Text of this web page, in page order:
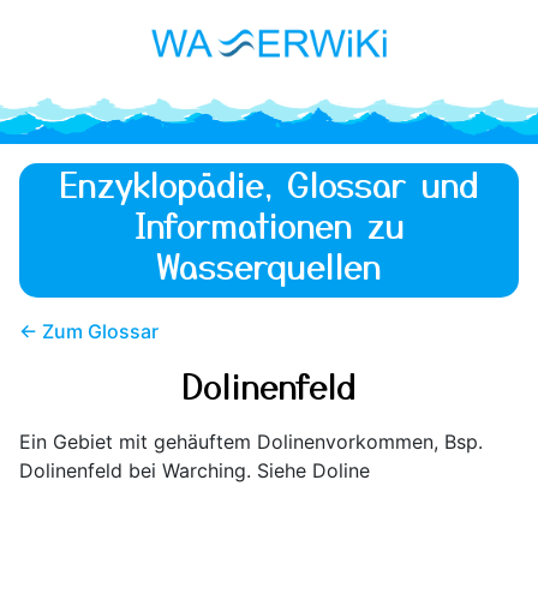
Enzyklopädie, Glossar und
Informationen zu
Wasserquellen
← Zum Glossar
Dolinenfeld
Ein Gebiet mit gehäuftem Dolinenvorkommen, Bsp.
Dolinenfeld bei Warching. Siehe Doline